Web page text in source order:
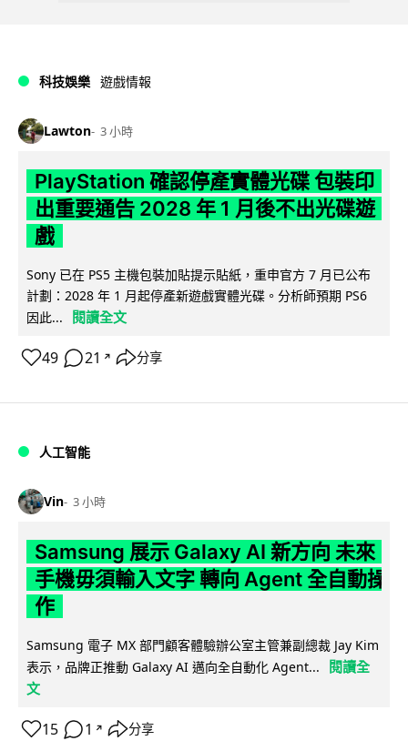
科技娛樂 遊戲情報
Lawton 3 小時
PlayStation 確認停產實體光碟 包裝印
出重要通告 2028 年 1 月後不出光碟遊
戲
Sony 已在 PS5 主機包裝加貼提示貼紙，重申官方 7 月已公布
計劃：2028 年 1 月起停產新遊戲實體光碟。分析師預期 PS6
因此...
閱讀全文
49 21 ↗ 分享
人工智能
Vin 3 小時
Samsung 展示 Galaxy AI 新方向 未來
手機毋須輸入文字 轉向 Agent 全自動操
作
Samsung 電子 MX 部門顧客體驗辦公室主管兼副總裁 Jay Kim
表示，品牌正推動 Galaxy AI 邁向全自動化 Agent...
閱讀全
文
15 1 ↗ 分享